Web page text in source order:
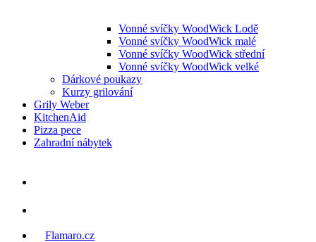
Vonné svíčky WoodWick Lodě
Vonné svíčky WoodWick malé
Vonné svíčky WoodWick střední
Vonné svíčky WoodWick velké
Dárkové poukazy
Kurzy grilování
Grily Weber
KitchenAid
Pizza pece
Zahradní nábytek
Flamaro.cz